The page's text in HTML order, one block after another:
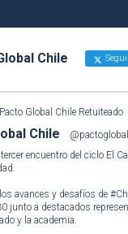
Chile
Pacto Global Chile Retuiteado
Chile @pactoglobal
encuentro del ciclo El
avances y desafíos de
junto a destacados
y la academia.